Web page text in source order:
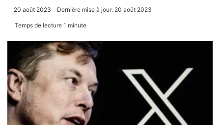
20 août 2023 Dernière mise à jour: 20 août 2023
Temps de lecture 1 minute